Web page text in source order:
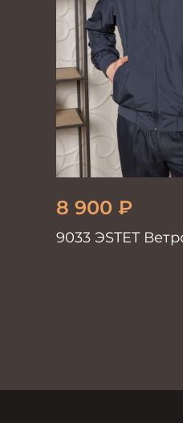
8 900 ₽
9033 ЭSTET